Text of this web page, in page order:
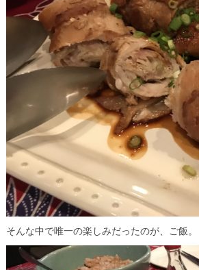
そんな中で唯一の楽しみだったのが、ご飯。